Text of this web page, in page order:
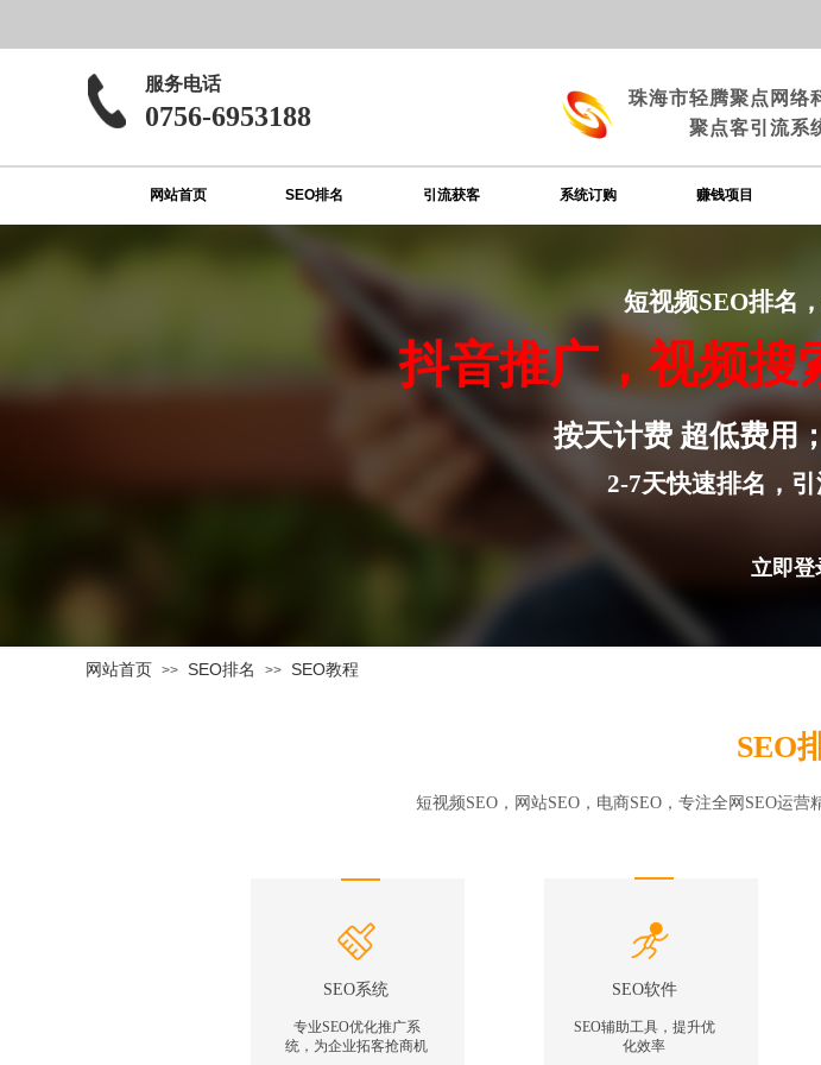
服务电话
0756-6953188
珠海市轻腾聚点网络
聚点客引流系
网站首页 SEO排名 引流获客 系统订购 赚钱项目
立即登
短视频SEO排名，
抖音推广，视频搜
按天计费 超低费用
2-7天快速排名，引
网站首页 >> SEO排名 >> SEO教程
SEO
短视频SEO，网站SEO，电商SEO，专注全网SEO运
SEO软件
SEO系统
专业SEO优化推广系
统，为企业拓客抢商机
SEO辅助工具，提升优
化效率